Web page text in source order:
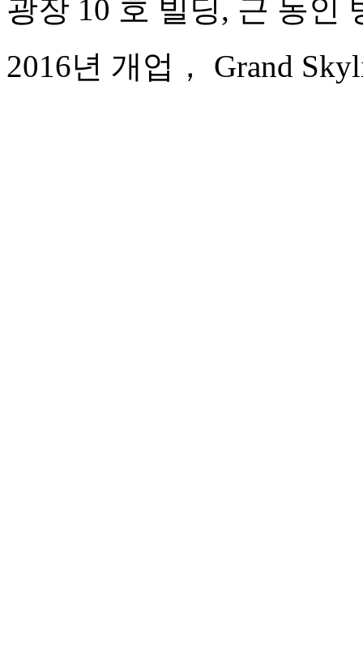
광장 10 호 빌딩, 근 동인
2016년 개업， Grand